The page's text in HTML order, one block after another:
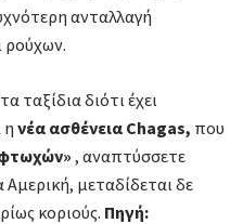
ανταλλαγή
ρούχων.
ταξίδια διότι έχει
η νέα ασθένεια Chagas, που
, αναπτύσσετε
Αμερική, μεταδίδεται δε
κοριούς. Πηγή: